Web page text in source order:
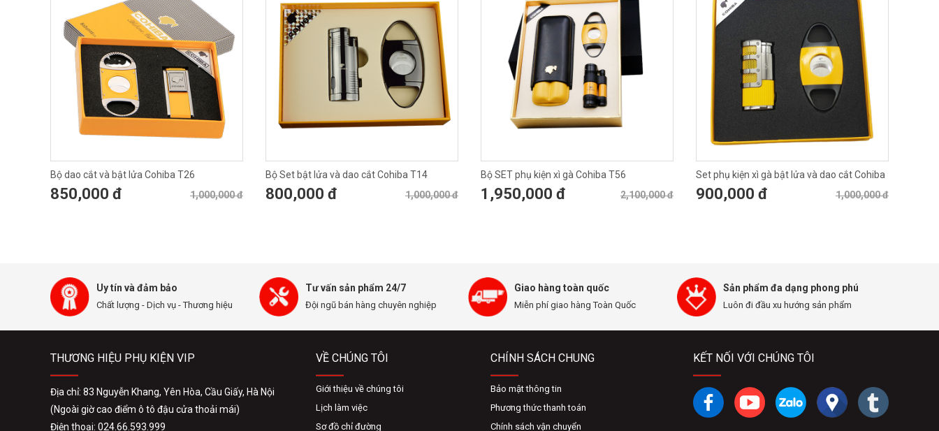
Bộ dao cắt và bật lửa Cohiba T26
1,000,000 đ
850,000 đ
Bộ Set bật lửa và dao cắt Cohiba T14
1,000,000 đ
800,000 đ
Bộ SET phụ kiện xì gà Cohiba T56
2,100,000 đ
1,950,000 đ
Set phụ kiện xì gà bật lửa và dao cắt Cohiba
1,000,000 đ
900,000 đ
Uy tín và đảm bảo
Chất lượng - Dịch vụ - Thương hiệu
Tư vấn sản phẩm 24/7
Đội ngũ bán hàng chuyên nghiệp
Giao hàng toàn quốc
Miễn phí giao hàng Toàn Quốc
Sản phẩm đa dạng phong phú
Luôn đi đầu xu hướng sản phẩm
KẾT NỐI VỚI CHÚNG TÔI
THƯƠNG HIỆU PHỤ KIỆN VIP
Địa chỉ: 83 Nguyễn Khang, Yên Hòa, Cầu Giấy, Hà Nội
(Ngoài giờ cao điểm ô tô đậu cửa thoải mái)
Điện thoại: 024.66.593.999
VỀ CHÚNG TÔI
Giới thiệu về chúng tôi
Lịch làm việc
Sơ đồ chỉ đường
CHÍNH SÁCH CHUNG
Bảo mật thông tin
Phương thức thanh toán
Chính sách vận chuyển